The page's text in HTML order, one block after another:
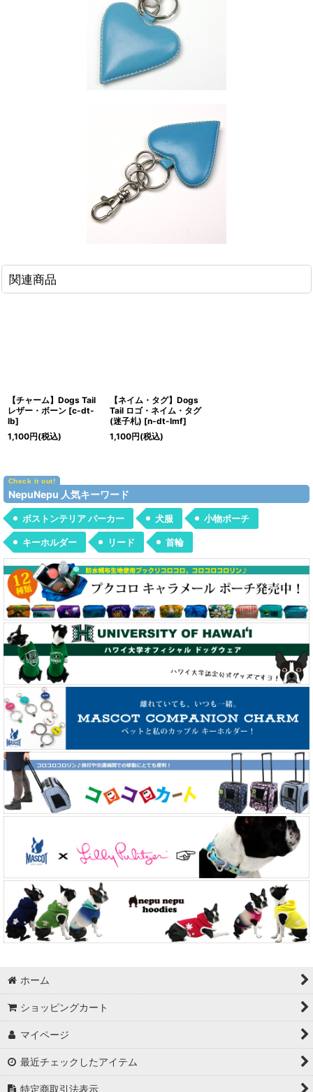
関連商品
【チャーム】Dogs Tail
レザー・ボーン [c-dt-
lb]
1,100円(税込)
【ネイム・タグ】Dogs
Tail ロゴ・ネイム・タグ
(迷子札) [n-dt-lmf]
1,100円(税込)
NepuNepu 人気キーワード
ボストンテリア パーカー 犬服 小物ポーチ
キーホルダー リード 首輪
ホーム
ショッピングカート
マイページ
最近チェックしたアイテム
特定商取引法表示